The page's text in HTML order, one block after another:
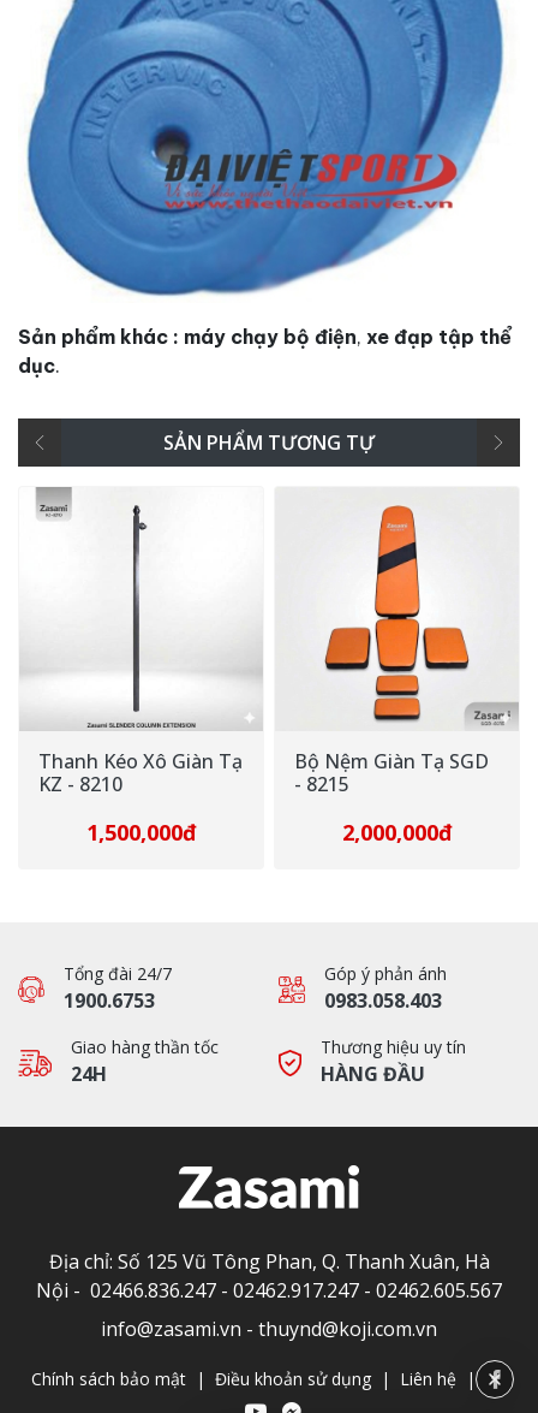
Sản phẩm khác : máy chạy bộ điện, xe đạp tập thể
dục.
SẢN PHẨM TƯƠNG TỰ
Bộ Nệm Giàn Tạ SGD
- 8215
2,000,000đ
Đòn Tạ Tay 35cm
Tổng đài 24/7
1900.6753
Góp ý phản ánh
0983.058.403
Giao hàng thần tốc
24H
Thương hiệu uy tín
HÀNG ĐẦU
Địa chỉ: Số 125 Vũ Tông Phan, Q. Thanh Xuân, Hà
Nội - 02466.836.247 - 02462.917.247 - 02462.605.567
info@zasami.vn - thuynd@koji.com.vn
Chính sách bảo mật | Điều khoản sử dụng | Liên hệ |